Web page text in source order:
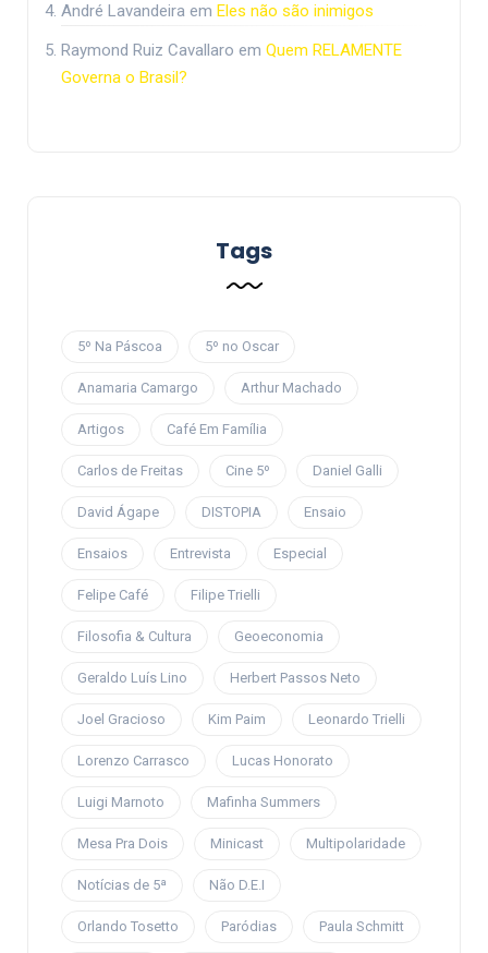
André Lavandeira em Eles não são inimigos
Raymond Ruiz Cavallaro em Quem RELAMENTE
Governa o Brasil?
Tags
5º Na Páscoa 5º no Oscar
Anamaria Camargo Arthur Machado
Artigos Café Em Família
Carlos de Freitas Cine 5º Daniel Galli
David Ágape DISTOPIA Ensaio
Ensaios Entrevista Especial
Felipe Café Filipe Trielli
Filosofia & Cultura Geoeconomia
Geraldo Luís Lino Herbert Passos Neto
Joel Gracioso Kim Paim Leonardo Trielli
Lorenzo Carrasco Lucas Honorato
Luigi Marnoto Mafinha Summers
Mesa Pra Dois Minicast Multipolaridade
Notícias de 5ª Não D.E.I
Orlando Tosetto Paródias Paula Schmitt